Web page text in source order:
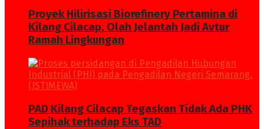
Proyek Hilirisasi Biorefinery Pertamina di
Kilang Cilacap, Olah Jelantah Jadi Avtur
Ramah Lingkungan
PAD Kilang Cilacap Tegaskan Tidak Ada PHK
Sepihak terhadap Eks TAD